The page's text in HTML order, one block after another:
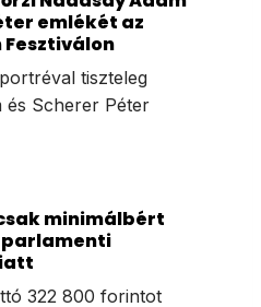
emlékét az
tiszteleg
és Scherer Péter
minimálbért
322 800 forintot